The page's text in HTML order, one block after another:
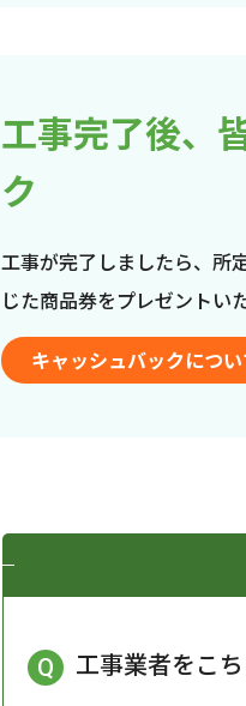
工事完了後、
ク
工事が完了しましたら、所
じた商品券をプレゼントい
キャッシュバックにつ
工事業者をこ